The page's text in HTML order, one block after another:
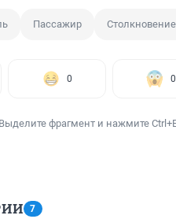
Пассажир
0 0
фрагмент и нажмите
7